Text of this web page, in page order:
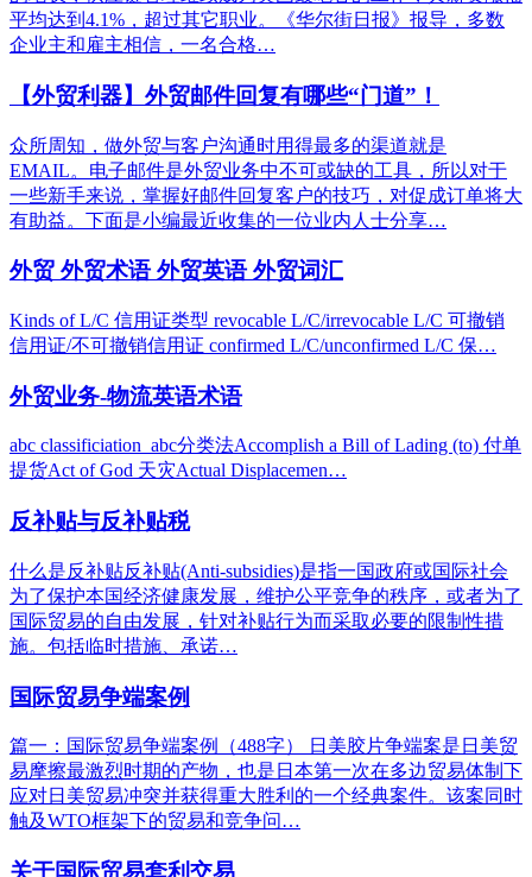
平均达到4.1%，超过其它职业。《华尔街日报》报导，多数
企业主和雇主相信，一名合格…
【外贸利器】外贸邮件回复有哪些“门道”！
众所周知，做外贸与客户沟通时用得最多的渠道就是
EMAIL。电子邮件是外贸业务中不可或缺的工具，所以对于
一些新手来说，掌握好邮件回复客户的技巧，对促成订单将大
有助益。下面是小编最近收集的一位业内人士分享…
外贸 外贸术语 外贸英语 外贸词汇
Kinds of L/C 信用证类型 revocable L/C/irrevocable L/C 可撤销
信用证/不可撤销信用证 confirmed L/C/unconfirmed L/C 保…
外贸业务-物流英语术语
abc classificiation abc分类法Accomplish a Bill of Lading (to) 付单
提货Act of God 天灾Actual Displacemen…
反补贴与反补贴税
什么是反补贴反补贴(Anti-subsidies)是指一国政府或国际社会
为了保护本国经济健康发展，维护公平竞争的秩序，或者为了
国际贸易的自由发展，针对补贴行为而采取必要的限制性措
施。包括临时措施、承诺…
国际贸易争端案例
篇一：国际贸易争端案例（488字） 日美胶片争端案是日美贸
易摩擦最激烈时期的产物，也是日本第一次在多边贸易体制下
应对日美贸易冲突并获得重大胜利的一个经典案件。该案同时
触及WTO框架下的贸易和竞争问…
关于国际贸易套利交易